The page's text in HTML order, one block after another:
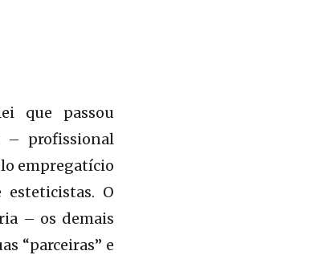
que passou
– profissional
empregatício
esteticistas. O
– os demais
“parceiras” e